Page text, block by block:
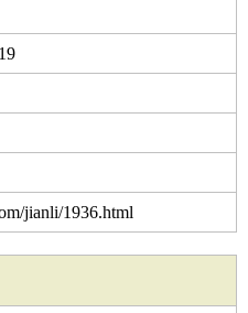
jianli/1936.html